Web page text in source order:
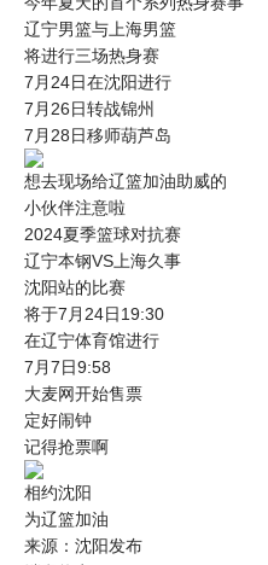
辽宁男篮与上海男篮
将进行三场热身赛
7月24日在沈阳进行
7月26日转战锦州
7月28日移师葫芦岛
想去现场给辽篮加油助威的
小伙伴注意啦
2024夏季篮球对抗赛
辽宁本钢VS上海久事
沈阳站的比赛
将于7月24日19:30
在辽宁体育馆进行
7月7日9:58
大麦网开始售票
定好闹钟
记得抢票啊
相约沈阳
为辽篮加油
来源：沈阳发布